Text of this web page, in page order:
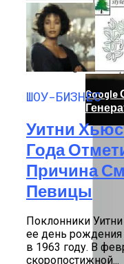
Будет
ШОУ-БИЗНЕС
Уитни
Года
Причина
Певицы
Поклонники
ее день рождения
в 1963 году. В
скоропостижной...